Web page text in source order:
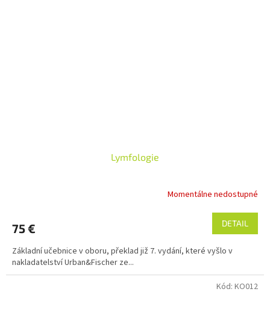
Lymfologie
Momentálne nedostupné
75 € DETAIL
Základní učebnice v oboru, překlad již 7. vydání, které vyšlo v
nakladatelství Urban&Fischer ze...
Kód: KO012